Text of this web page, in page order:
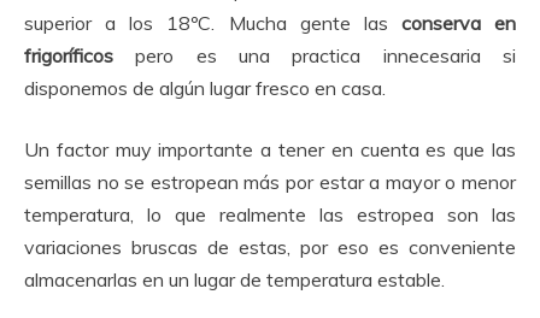
superior a los 18ºC. Mucha gente las conserva en
frigoríficos pero es una practica innecesaria si
disponemos de algún lugar fresco en casa.
Un factor muy importante a tener en cuenta es que las
semillas no se estropean más por estar a mayor o menor
temperatura, lo que realmente las estropea son las
variaciones bruscas de estas, por eso es conveniente
almacenarlas en un lugar de temperatura estable.